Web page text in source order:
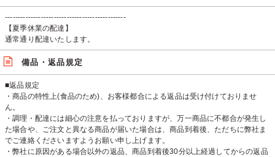
-----------------------------------------------
【夏季休業の配達】
通常通り配達いたします。
備品・返品規定
■返品規定
・商品の特性上(食品のため)、お客様都合による返品は受け付けておりませ
ん。
・調理・配達には細心の注意を払っておりますが、万一商品に不都合が発生し
た場合や、ご注文と異なる商品が届いた場合は、商品到着後、ただちに弊社ま
でご連絡くださいますようお願い申し上げます。
・弊社に原因がある場合以外の返品、商品到着後30分以上経過してからの返品